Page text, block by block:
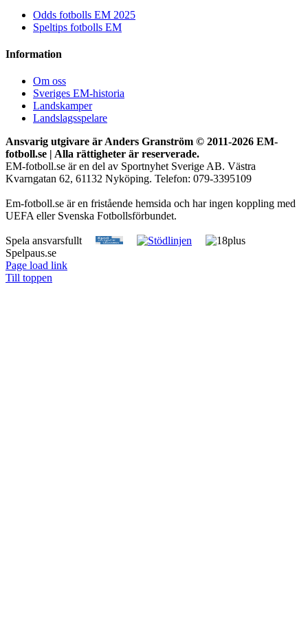
Odds fotbolls EM 2025
Speltips fotbolls EM
Information
Om oss
Sveriges EM-historia
Landskamper
Landslagsspelare
Ansvarig utgivare är Anders Granström © 2011-2026 EM-
fotboll.se | Alla rättigheter är reserverade.
EM-fotboll.se är en del av Sportnyhet Sverige AB. Västra
Kvarngatan 62, 61132 Nyköping. Telefon: 079-3395109
Em-fotboll.se är en fristående hemsida och har ingen koppling med
UEFA eller Svenska Fotbollsförbundet.
Spela ansvarsfullt
Spelpaus.se
Page load link
Till toppen